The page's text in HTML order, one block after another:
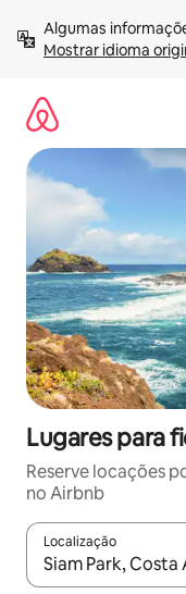
para
Mostrar idioma
Lugares para
Reserve locações
no Airbnb
Localização
Quando os